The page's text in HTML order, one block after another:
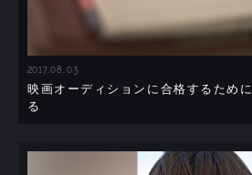
2017.08.03
映画オーディションに合格するため
る